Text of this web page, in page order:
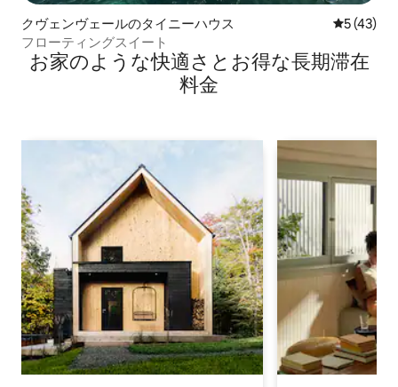
クヴェンヴェールのタイニーハウス レビュー
5 (43)
フローティングスイート
お家のような快⁠適⁠さ⁠とお⁠得⁠な長⁠期⁠滞⁠在
料⁠金